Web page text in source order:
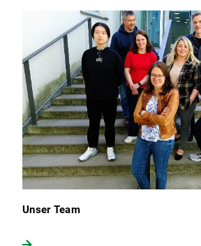
Unser Team